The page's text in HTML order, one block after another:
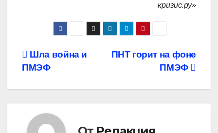
кризис.ру»
Навигация
ПНТ горит на фоне
ПМЭФ
Шла война и
ПМЭФ